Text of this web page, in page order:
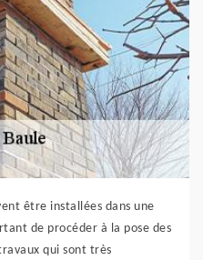
être installées dans une
de procéder à la pose des
qui sont très